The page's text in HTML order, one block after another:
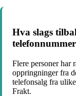
Hva slags
Flere personer har
oppringninger fra
telefonsalg fra
Frakt.